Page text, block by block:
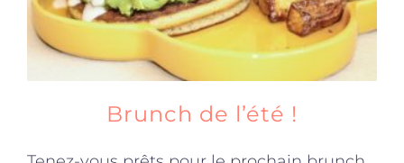
Brunch de l’été !